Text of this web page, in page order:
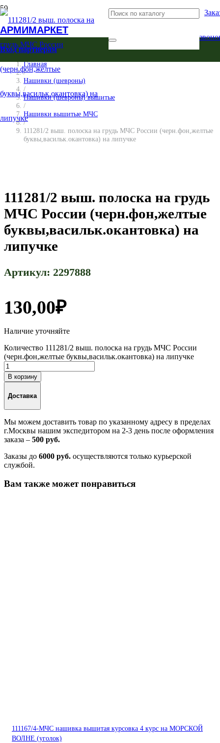
АРМИМАРКЕТ
Вход партнерам
Главная
/
Нашивки (шевроны)
/
Нашивки (шевроны) вышитые
/
Нашивки вышитые МЧС
/
111281/2 выш. полоска на грудь МЧС России (черн.фон,желтые
буквы,васильк.окантовка) на липучке
111281/2 выш. полоска на грудь
МЧС России (черн.фон,желтые
буквы,васильк.окантовка) на
липучке
Артикул: 2297888
130,00₽
Наличие уточняйте
Количество 111281/2 выш. полоска на грудь МЧС России
(черн.фон,желтые буквы,васильк.окантовка) на липучке
В корзину
Доставка
Мы можем доставить товар по указанному адресу в пределах
г.Москвы нашим экспедитором на 2-3 день после оформления
заказа – 500 руб.
Заказы до 6000 руб. осуществляются только курьерской
службой.
Вам также может понравиться
111167/4-МЧС нашивка вышитая курсовка 4 курс на МОРСКОЙ
ВОЛНЕ (уголок)